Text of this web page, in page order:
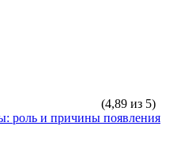
(4,89 из 5)
роль и причины появления